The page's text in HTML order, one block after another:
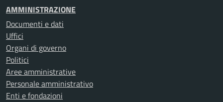
AMMINISTRAZIONE
Documenti e dati
Uffici
Organi di governo
Politici
Aree amministrative
Personale amministrativo
Enti e fondazioni